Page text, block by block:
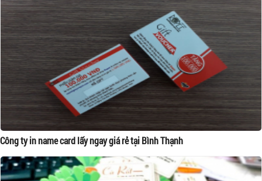
Công ty in name card lấy ngay giá rẻ tại Bình Thạnh